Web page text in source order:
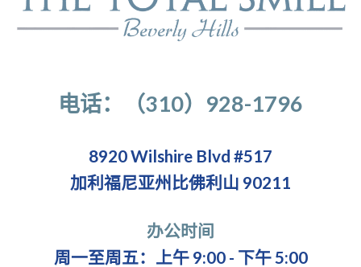
电话：（310）928-1796
8920 Wilshire Blvd #517
加利福尼亚州比佛利山 90211
办公时间
周一至周五：上午 9:00 - 下午 5:00